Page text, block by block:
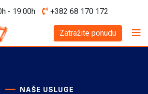
- 19:00h +382 68 170 172
Zatražite ponudu
NAŠE USLUGE